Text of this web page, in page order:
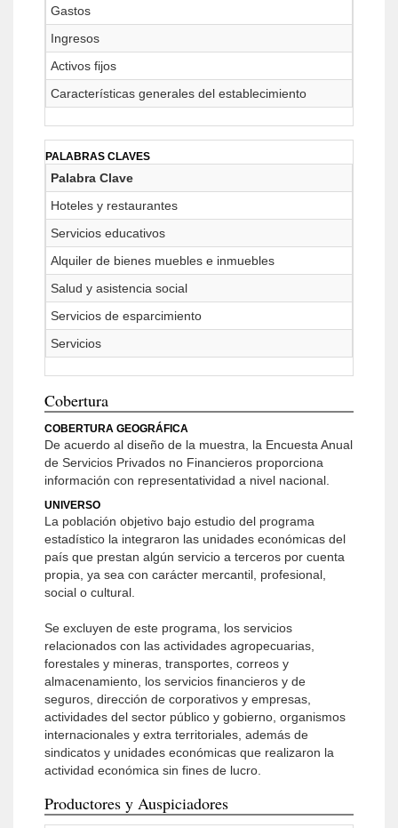
Gastos
Ingresos
Activos fijos
Características generales del establecimiento
PALABRAS CLAVES
Palabra Clave
Hoteles y restaurantes
Servicios educativos
Alquiler de bienes muebles e inmuebles
Salud y asistencia social
Servicios de esparcimiento
Servicios
Cobertura
COBERTURA GEOGRÁFICA
De acuerdo al diseño de la muestra, la Encuesta Anual
de Servicios Privados no Financieros proporciona
información con representatividad a nivel nacional.
UNIVERSO
La población objetivo bajo estudio del programa
estadístico la integraron las unidades económicas del
país que prestan algún servicio a terceros por cuenta
propia, ya sea con carácter mercantil, profesional,
social o cultural.
Se excluyen de este programa, los servicios
relacionados con las actividades agropecuarias,
forestales y mineras, transportes, correos y
almacenamiento, los servicios financieros y de
seguros, dirección de corporativos y empresas,
actividades del sector público y gobierno, organismos
internacionales y extra territoriales, además de
sindicatos y unidades económicas que realizaron la
actividad económica sin fines de lucro.
Productores y Auspiciadores